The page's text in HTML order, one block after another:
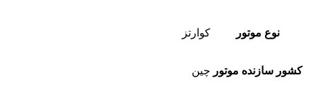
نوع موتور کوارتز
کشور سازنده موتور چین